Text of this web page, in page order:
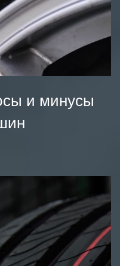
и минусы